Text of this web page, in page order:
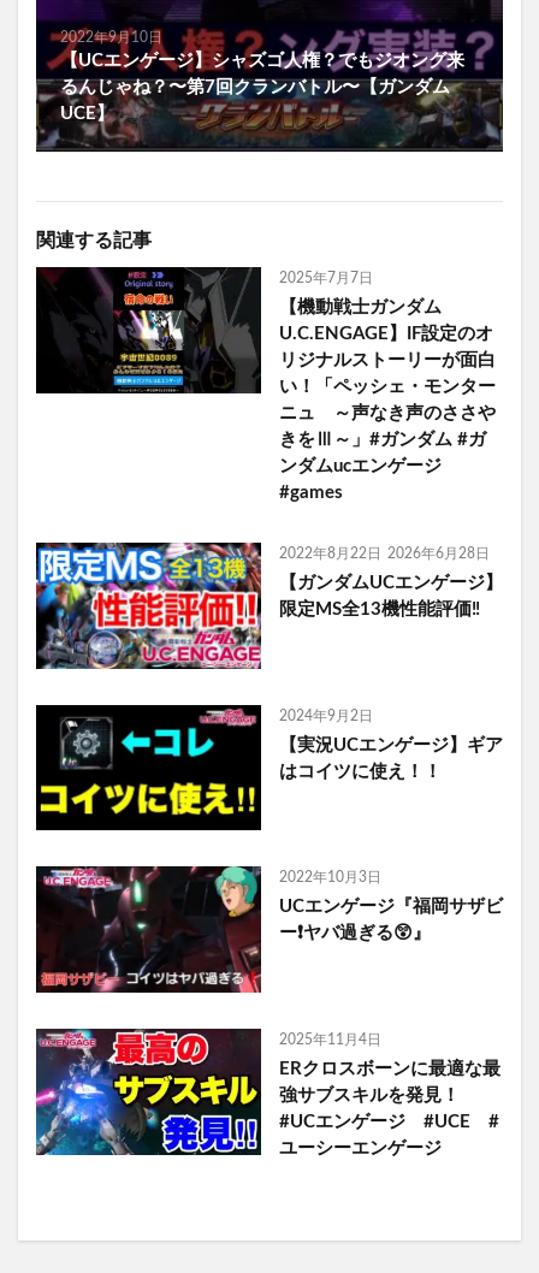
2022年9月10日
【UCエンゲージ】シャズゴ人権？でもジオング来
るんじゃね？〜第7回クランバトル〜【ガンダム
UCE】
関連する記事
2025年7月7日
【機動戦士ガンダム
U.C.ENGAGE】IF設定のオ
リジナルストーリーが面白
い！「ペッシェ・モンター
ニュ ～声なき声のささや
きをⅢ～」#ガンダム #ガ
ンダムucエンゲージ
#games
2022年8月22日 2026年6月28日
【ガンダムUCエンゲージ】
限定MS全13機性能評価‼️
2024年9月2日
【実況UCエンゲージ】ギア
はコイツに使え！！
2022年10月3日
UCエンゲージ『福岡サザビ
ー❗ヤバ過ぎる😲』
2025年11月4日
ERクロスボーンに最適な最
強サブスキルを発見！
#UCエンゲージ #UCE #
ユーシーエンゲージ